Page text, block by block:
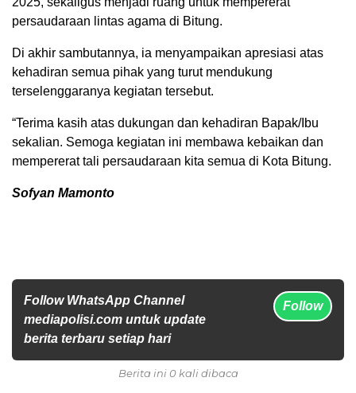
persaudaraan lintas agama di Bitung.
Di akhir sambutannya, ia menyampaikan apresiasi atas
kehadiran semua pihak yang turut mendukung
terselenggaranya kegiatan tersebut.
“Terima kasih atas dukungan dan kehadiran Bapak/Ibu
sekalian. Semoga kegiatan ini membawa kebaikan dan
mempererat tali persaudaraan kita semua di Kota Bitung.
Sofyan Mamonto
Follow WhatsApp Channel
mediapolisi.com untuk update
berita terbaru setiap hari
Follow
Berita ini 0 kali dibaca